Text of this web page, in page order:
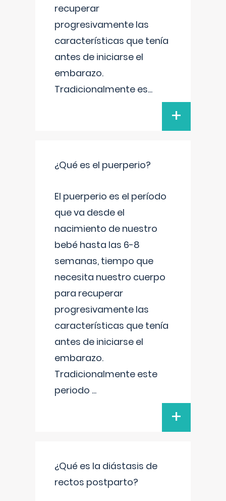
recuperar
progresivamente las
características que tenía
antes de iniciarse el
embarazo.
Tradicionalmente es...
+
¿Qué es el puerperio?
El puerperio es el período
que va desde el
nacimiento de nuestro
bebé hasta las 6-8
semanas, tiempo que
necesita nuestro cuerpo
para recuperar
progresivamente las
características que tenía
antes de iniciarse el
embarazo.
Tradicionalmente este
periodo ...
+
¿Qué es la diástasis de
rectos postparto?